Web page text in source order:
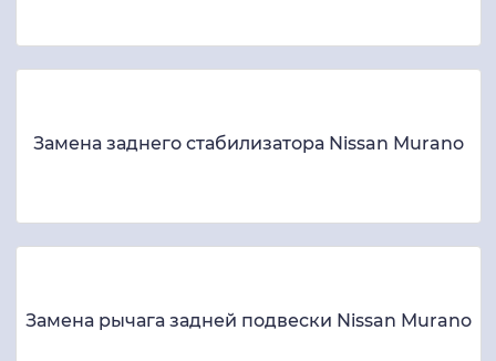
Замена заднего стабилизатора Nissan Murano
Замена рычага задней подвески Nissan Murano